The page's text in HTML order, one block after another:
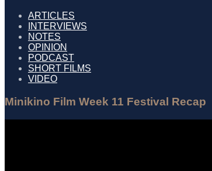
ARTICLES
INTERVIEWS
NOTES
OPINION
PODCAST
SHORT FILMS
VIDEO
Minikino Film Week 11 Festival Recap